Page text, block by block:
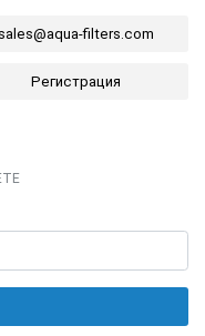
sales@aqua-filters.com
Регистрация